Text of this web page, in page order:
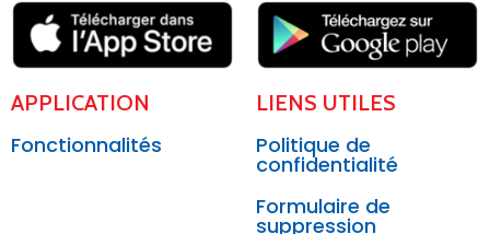
APPLICATION
Fonctionnalités
LIENS UTILES
Politique de
confidentialité
Formulaire de
suppression